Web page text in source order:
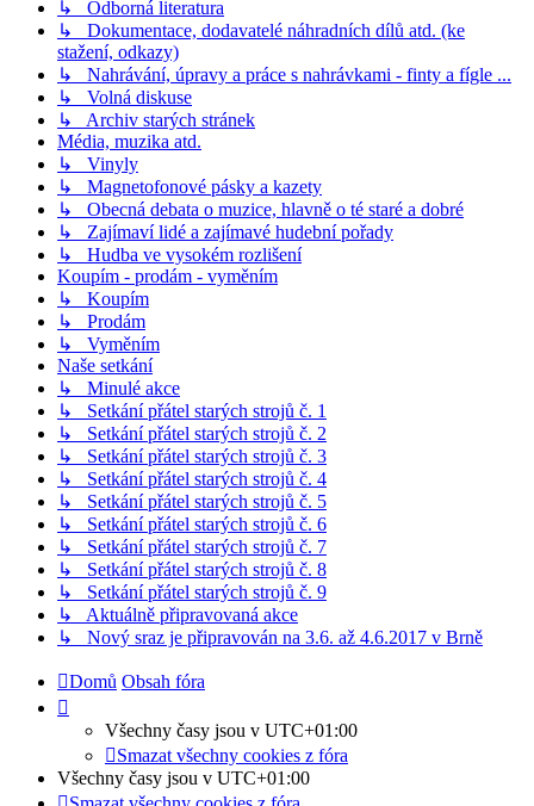
↳ Odborná literatura
↳ Dokumentace, dodavatelé náhradních dílů atd. (ke
stažení, odkazy)
↳ Nahrávání, úpravy a práce s nahrávkami - finty a fígle ...
↳ Volná diskuse
↳ Archiv starých stránek
Média, muzika atd.
↳ Vinyly
↳ Magnetofonové pásky a kazety
↳ Obecná debata o muzice, hlavně o té staré a dobré
↳ Zajímaví lidé a zajímavé hudební pořady
↳ Hudba ve vysokém rozlišení
Koupím - prodám - vyměním
↳ Koupím
↳ Prodám
↳ Vyměním
Naše setkání
↳ Minulé akce
↳ Setkání přátel starých strojů č. 1
↳ Setkání přátel starých strojů č. 2
↳ Setkání přátel starých strojů č. 3
↳ Setkání přátel starých strojů č. 4
↳ Setkání přátel starých strojů č. 5
↳ Setkání přátel starých strojů č. 6
↳ Setkání přátel starých strojů č. 7
↳ Setkání přátel starých strojů č. 8
↳ Setkání přátel starých strojů č. 9
↳ Aktuálně připravovaná akce
↳ Nový sraz je připravován na 3.6. až 4.6.2017 v Brně
Domů Obsah fóra
Všechny časy jsou v UTC+01:00
Smazat všechny cookies z fóra
Všechny časy jsou v UTC+01:00